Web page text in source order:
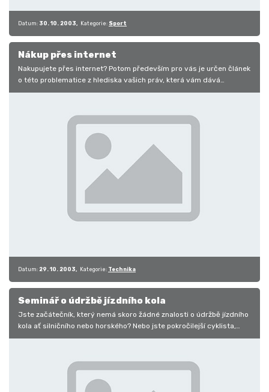
Datum: 30. 10. 2003 Kategorie: Sport
Nákup přes internet
Nakupujete přes internet? Potom především pro vás je určen článek
o této problematice z hlediska vašich práv, která vám dává
Občanský…
Datum: 29. 10. 2003 Kategorie: Technika
Seminář o údržbě jízdního kola
Jste začátečník, který nemá skoro žádné znalosti o údržbě jízdního
kola ať silničního nebo horského? Nebo jste pokročilejší cyklista,
který…